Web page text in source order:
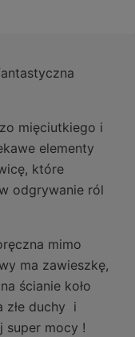
mięciutkiego i
elementy
które
odgrywanie ról
mimo
ma zawieszkę,
ścianie koło
złe duchy i
super mocy !